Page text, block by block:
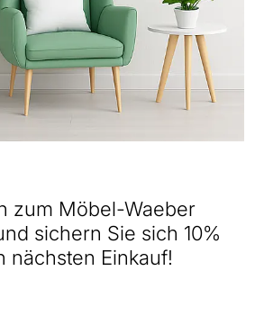
zum Möbel-Waeber
sichern Sie sich 10%
nächsten Einkauf!